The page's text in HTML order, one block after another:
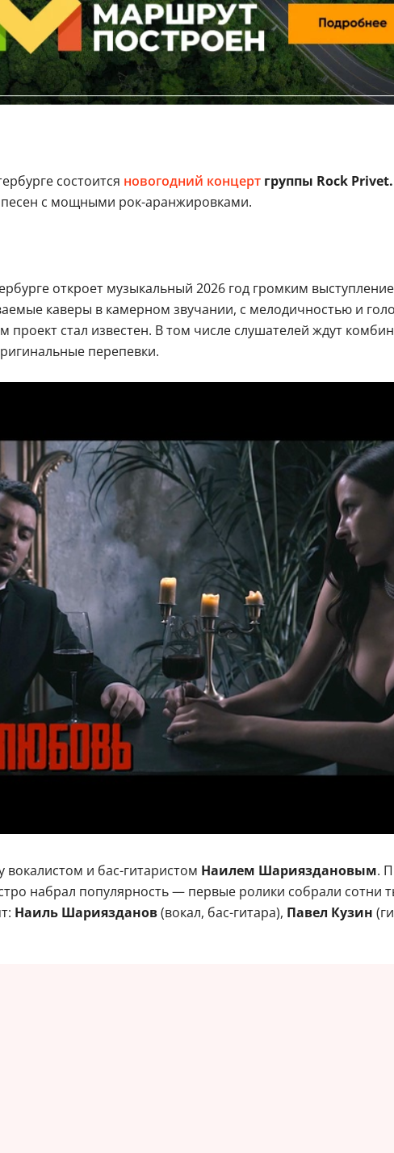
состоится новогодний концертгруппы Rock Privet.
песен с мощными рок-аранжировками.
откроет музыкальный 2026 год громким
каверы в камерном звучании, с мелодичностью и
стал известен. В том числе слушателей ждут
перепевки.
вокалистом и бас-гитаристом Наилем Шарияздановым.
набрал популярность — первые ролики собрали сотни
Наиль Шариязданов(вокал, бас-гитара), Павел Кузин